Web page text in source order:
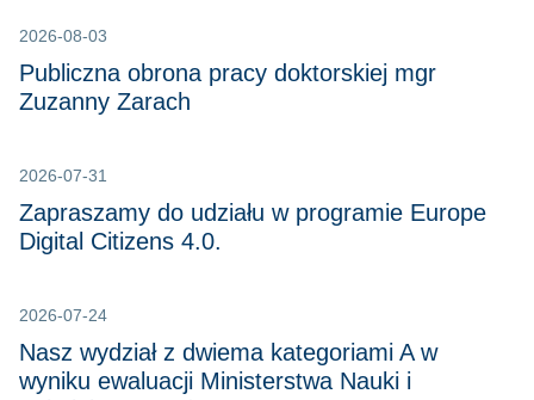
2026-08-03
Publiczna obrona pracy doktorskiej mgr
Zuzanny Zarach
2026-07-31
Zapraszamy do udziału w programie Europe
Digital Citizens 4.0.
2026-07-24
Nasz wydział z dwiema kategoriami A w
wyniku ewaluacji Ministerstwa Nauki i